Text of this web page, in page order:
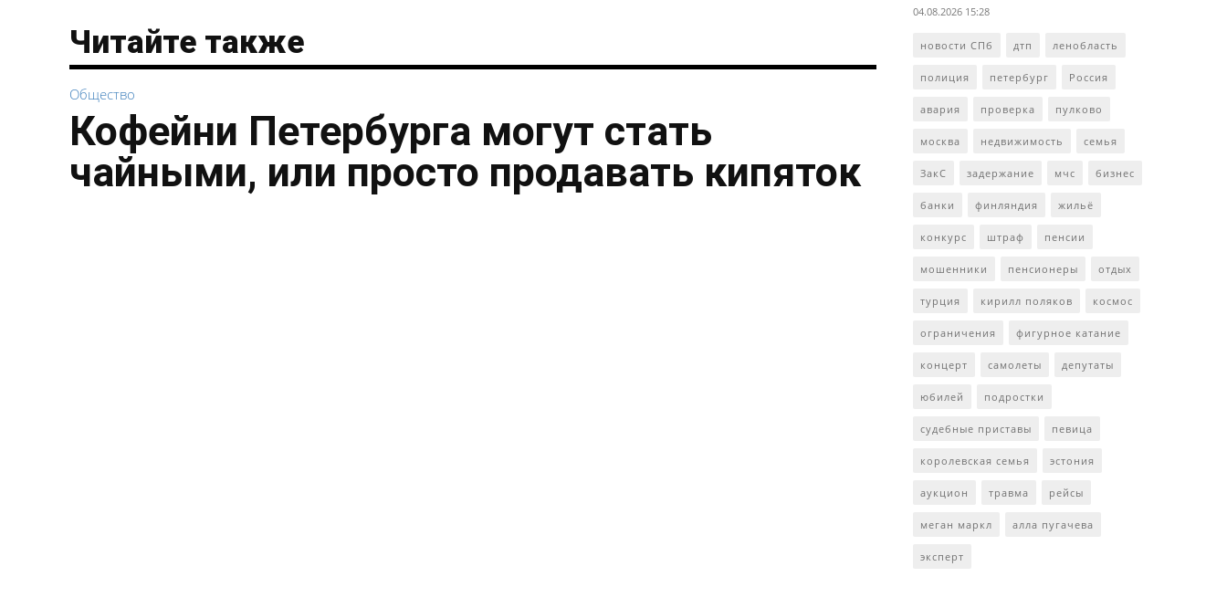
Читайте также
Общество
Кофейни Петербурга могут стать
чайными, или просто продавать кипяток
04.08.2026 15:28
новости СПб дтп ленобласть
полиция петербург Россия
авария проверка пулково
москва недвижимость семья
ЗакС задержание мчс бизнес
банки финляндия жильё
конкурс штраф пенсии
мошенники пенсионеры отдых
турция кирилл поляков космос
ограничения фигурное катание
концерт самолеты депутаты
юбилей подростки
судебные приставы певица
королевская семья эстония
аукцион травма рейсы
меган маркл алла пугачева
эксперт